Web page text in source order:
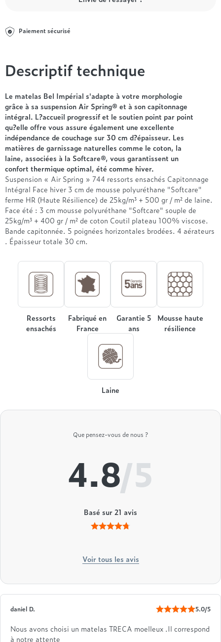
Entre 1000 et 1500€
Nos matelas par marque
André Renault
Beautyrest Luxury
Epeda
Ergotherm
Grand Litier
Hotel & Lodge
Simmons
Styldecor
Technilat
Tempur
Treca
Nos sommiers par prix
+ de 1000€
Paiement sécurisé
Descriptif technique
Le matelas Bel Impérial s'adapte à votre morphologie
grâce à sa suspension Air Spring® et à son capitonnage
intégral. L?accueil progressif et le soutien point par point
qu?elle offre vous assure également une excellente
indépendance de couchage sur 30 cm d?épaisseur. Les
matières de garnissage naturelles comme le coton, la
laine, associées à la Softcare®, vous garantissent un
confort thermique optimal, été comme hiver.
Suspension « Air Spring » 744 ressorts ensachés Capitonnage
Intégral Face hiver 3 cm de mousse polyuréthane "Softcare"
ferme HR (Haute Résilience) de 25kg/m³ + 500 gr / m² de laine.
Face été : 3 cm mousse polyuréthane "Softcare" souple de
25kg/m³ + 400 gr / m² de coton Coutil plateau 100% viscose.
Bande capitonnée. 5 poignées horizontales brodées. 4 aérateurs
. Épaisseur totale 30 cm.
Ressorts
ensachés
Fabriqué en
France
Garantie 5
ans
Mousse haute
résilience
Laine
Que pensez-vous de nous ?
4.8/5
Basé sur21 avis
Voir tous les avis
daniel D. 5.0/5
Nous avons choisi un matelas TRECA moelleux .Il correspond
à notre attente